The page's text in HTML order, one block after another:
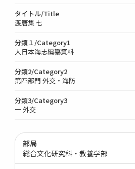
タイトル/Title
渡唐集 七
分類１/Category1
大日本海志編纂資料
分類2/Category2
第四部門 外交・海防
分類3/Category3
一 外交
部局
総合文化研究科・教養学部